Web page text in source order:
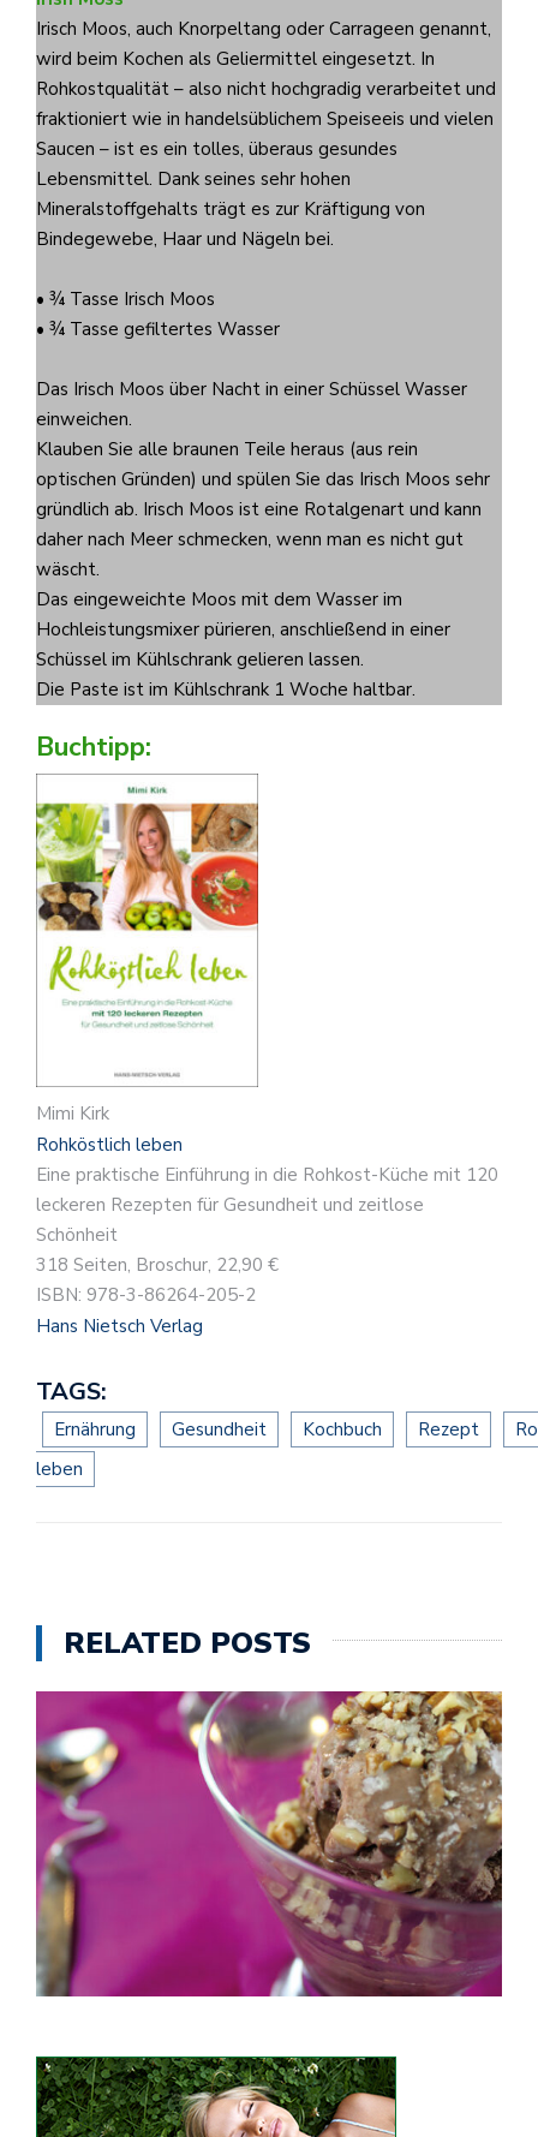
Irisch Moos, auch Knorpeltang oder Carrageen genannt,
wird beim Kochen als Geliermittel eingesetzt. In
Rohkostqualität – also nicht hochgradig verarbeitet und
fraktioniert wie in handelsüblichem Speiseeis und vielen
Saucen – ist es ein tolles, überaus gesundes
Lebensmittel. Dank seines sehr hohen
Mineralstoffgehalts trägt es zur Kräftigung von
Bindegewebe, Haar und Nägeln bei.
• ¾ Tasse Irisch Moos
• ¾ Tasse gefiltertes Wasser
Das Irisch Moos über Nacht in einer Schüssel Wasser
einweichen.
Klauben Sie alle braunen Teile heraus (aus rein
optischen Gründen) und spülen Sie das Irisch Moos sehr
gründlich ab. Irisch Moos ist eine Rotalgenart und kann
daher nach Meer schmecken, wenn man es nicht gut
wäscht.
Das eingeweichte Moos mit dem Wasser im
Hochleistungsmixer pürieren, anschließend in einer
Schüssel im Kühlschrank gelieren lassen.
Die Paste ist im Kühlschrank 1 Woche haltbar.
Buchtipp:
Mimi Kirk
Rohköstlich leben
Eine praktische Einführung in die Rohkost-Küche mit 120
leckeren Rezepten für Gesundheit und zeitlose
Schönheit
318 Seiten, Broschur, 22,90 €
ISBN: 978-3-86264-205-2
Hans Nietsch Verlag
TAGS:
Ernährung Gesundheit Kochbuch Rezept
leben
RELATED POSTS